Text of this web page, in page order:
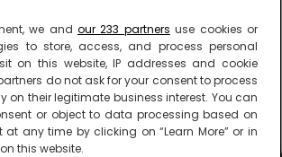
we and our 233 partners use cookies or
to store, access, and process personal
on this website, IP addresses and cookie
do not ask for your consent to process
on their legitimate business interest. You can
or object to data processing based on
at any time by clicking on “Learn More” or in
this website.